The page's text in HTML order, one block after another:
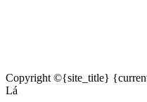
Copyright ©{site_title}
Lá